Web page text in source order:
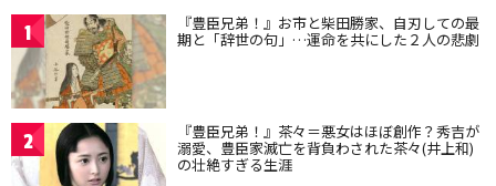
1 『豊臣兄弟！』お市と柴田勝家、自刃しての最
期と「辞世の句」…運命を共にした２人の悲劇
2 『豊臣兄弟！』茶々＝悪女はほぼ創作？秀吉が
溺愛、豊臣家滅亡を背負わされた茶々(井上和)
の壮絶すぎる生涯